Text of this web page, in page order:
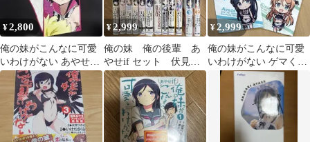
¥2,800
俺の妹がこんなに可愛
いわけがない あやせ
ver. マフラータオル
¥2,999
俺の妹 俺の後輩 あ
やせif セット 伏見つ
かさ
¥2,999
俺の妹がこんなに可愛
いわけがない ゲマくじ
高坂桐乃 新垣あやせ タ
オルセット